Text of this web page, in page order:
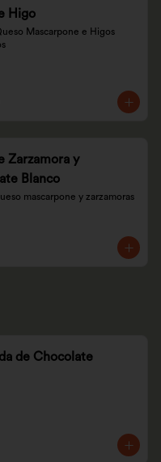
Higo
Mascarpone e Higos
Zarzamora y
Blanco
mascarpone y zarzamoras
de Chocolate